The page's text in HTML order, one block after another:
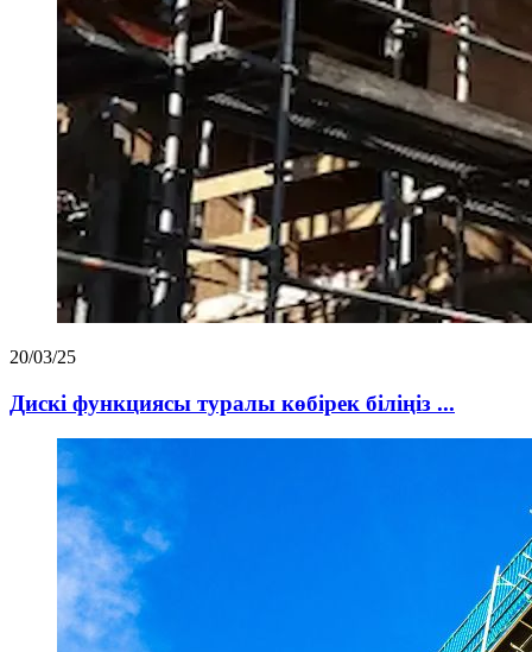
20/03/25
Дискі функциясы туралы көбірек біліңіз ...